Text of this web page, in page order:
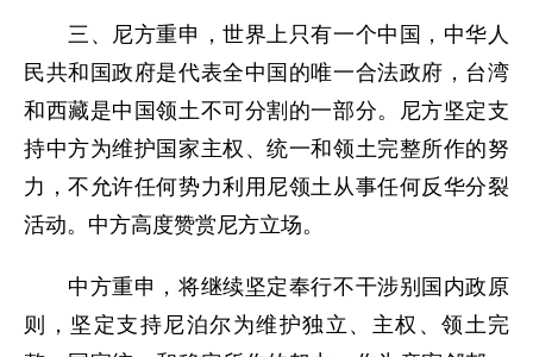
三、尼方重申，世界上只有一个中国，中华人
民共和国政府是代表全中国的唯一合法政府，台湾
和西藏是中国领土不可分割的一部分。尼方坚定支
持中方为维护国家主权、统一和领土完整所作的努
力，不允许任何势力利用尼领土从事任何反华分裂
活动。中方高度赞赏尼方立场。
中方重申，将继续坚定奉行不干涉别国内政原
则，坚定支持尼泊尔为维护独立、主权、领土完